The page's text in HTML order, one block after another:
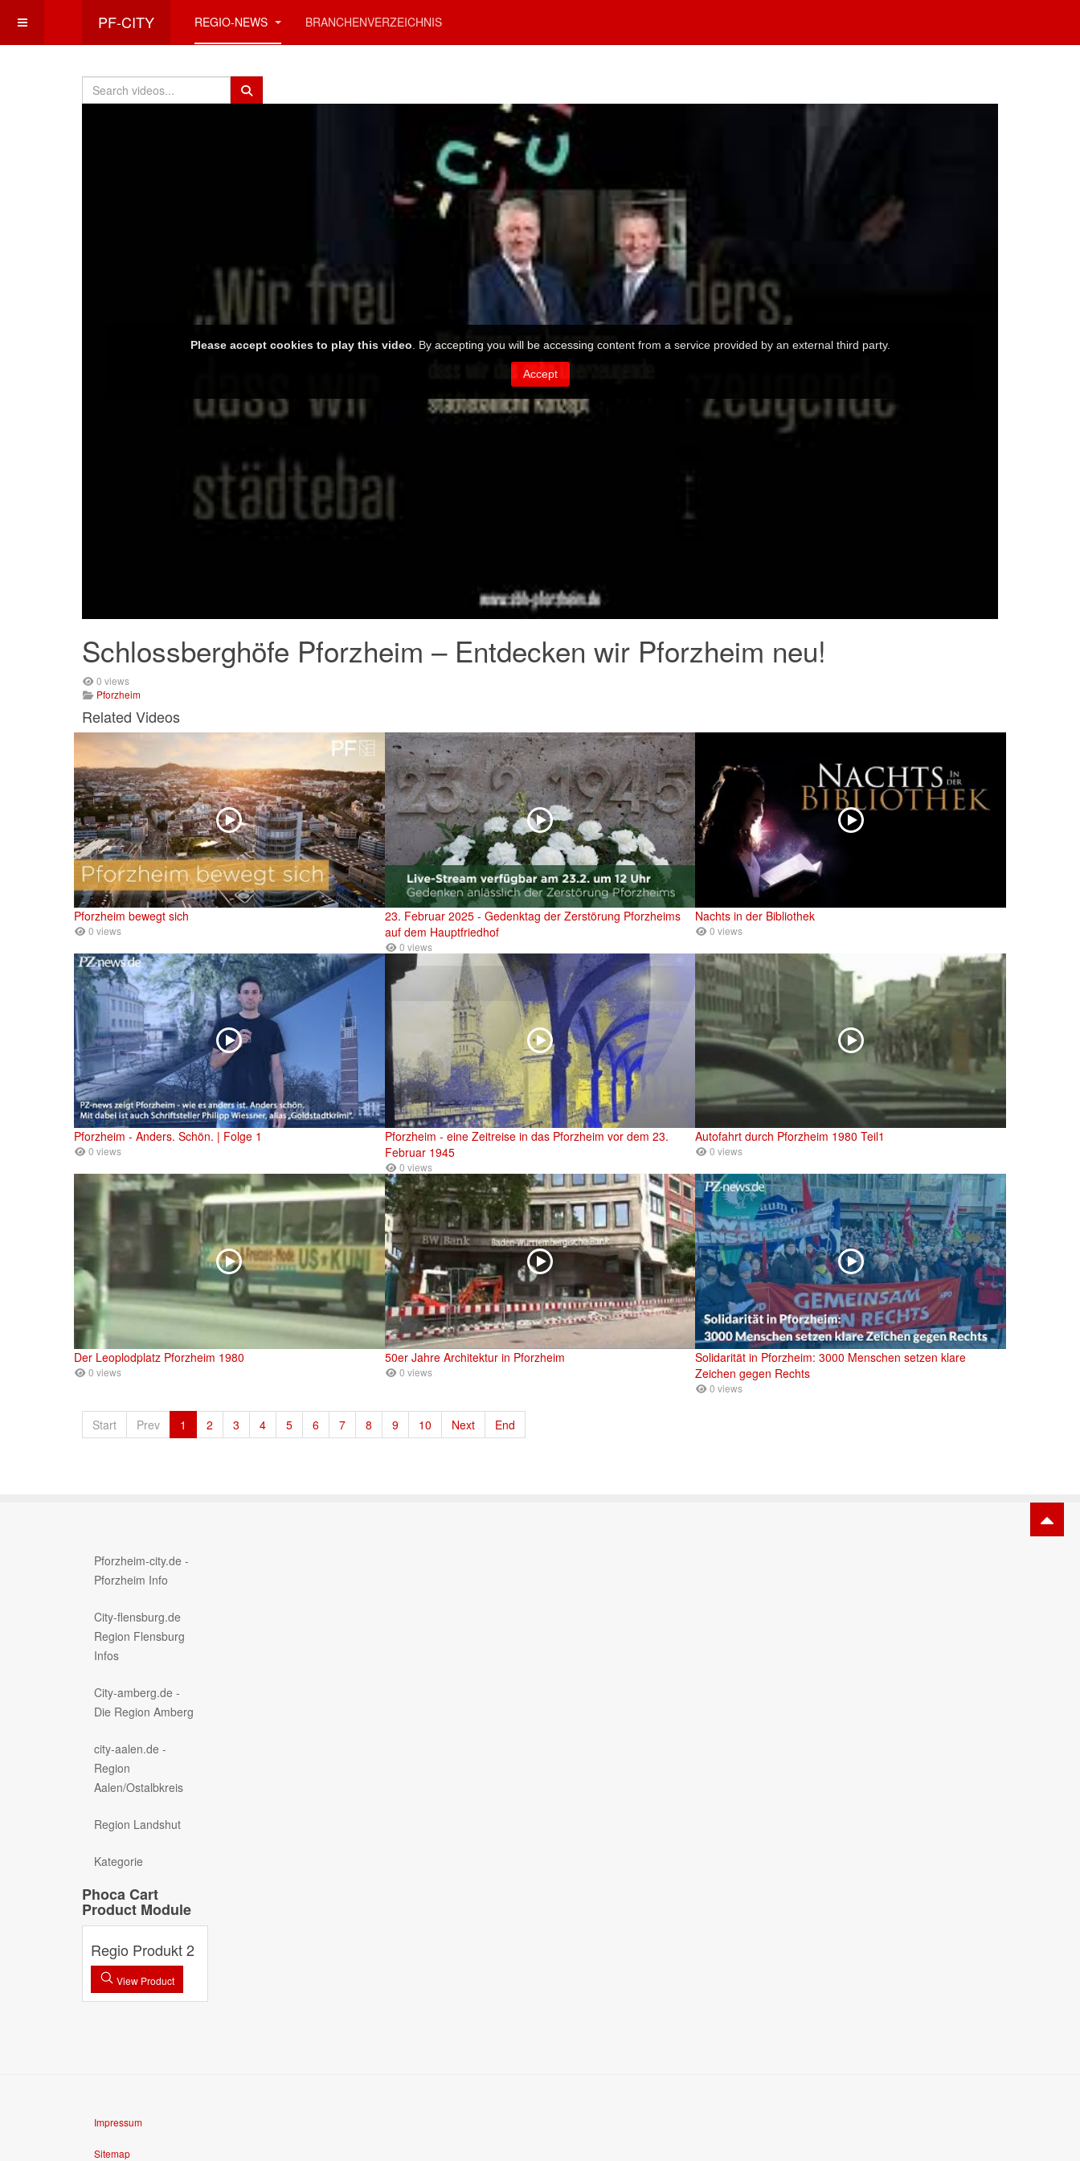
PF-CITY REGIO-NEWS BRANCHENVERZEICHNIS
Schlossberghöfe Pforzheim – Entdecken wir Pforzheim neu!
0 views
Pforzheim
Related Videos
Pforzheim bewegt sich
0 views
23. Februar 2025 - Gedenktag der Zerstörung Pforzheims
auf dem Hauptfriedhof
0 views
Nachts in der Bibliothek
0 views
Pforzheim - Anders. Schön. | Folge 1
0 views
Pforzheim - eine Zeitreise in das Pforzheim vor dem 23.
Februar 1945
0 views
Autofahrt durch Pforzheim 1980 Teil1
0 views
Der Leoplodplatz Pforzheim 1980
0 views
50er Jahre Architektur in Pforzheim
0 views
Solidarität in Pforzheim: 3000 Menschen setzen klare
Zeichen gegen Rechts
0 views
Start Prev 1 2 3 4 5 6 7 8 9 10 Next End
Pforzheim-city.de -
Pforzheim Info
City-flensburg.de
Region Flensburg
Infos
City-amberg.de -
Die Region Amberg
city-aalen.de -
Region
Aalen/Ostalbkreis
Region Landshut
Kategorie
Phoca Cart
Product Module
Regio Produkt 2
View Product
Impressum
Sitemap